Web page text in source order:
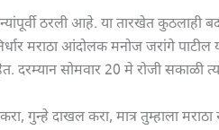
ठरली आहे. या तारखेत कुठलाही
मराठा आंदोलक मनोज जरांगे पाटील
सोमवार 20 मे रोजी सकाळी
गुन्हे दाखल करा, मात्र तुम्हाला मराठा